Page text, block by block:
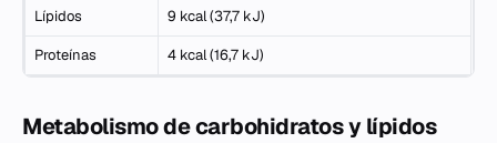
Lípidos 9 kcal (37,7 kJ)
Proteínas 4 kcal (16,7 kJ)
Metabolismo de carbohidratos y lípidos